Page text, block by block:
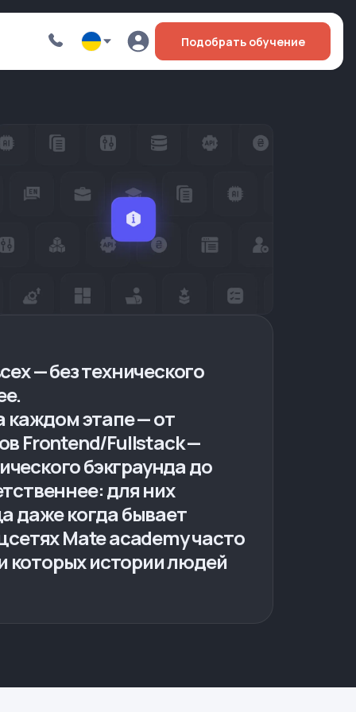
Подобрать обучение
— без технического
каждом этапе — от
Frontend/Fullstack —
бэкграунда до
для них
даже когда бывает
Mate academy часто
которых истории людей